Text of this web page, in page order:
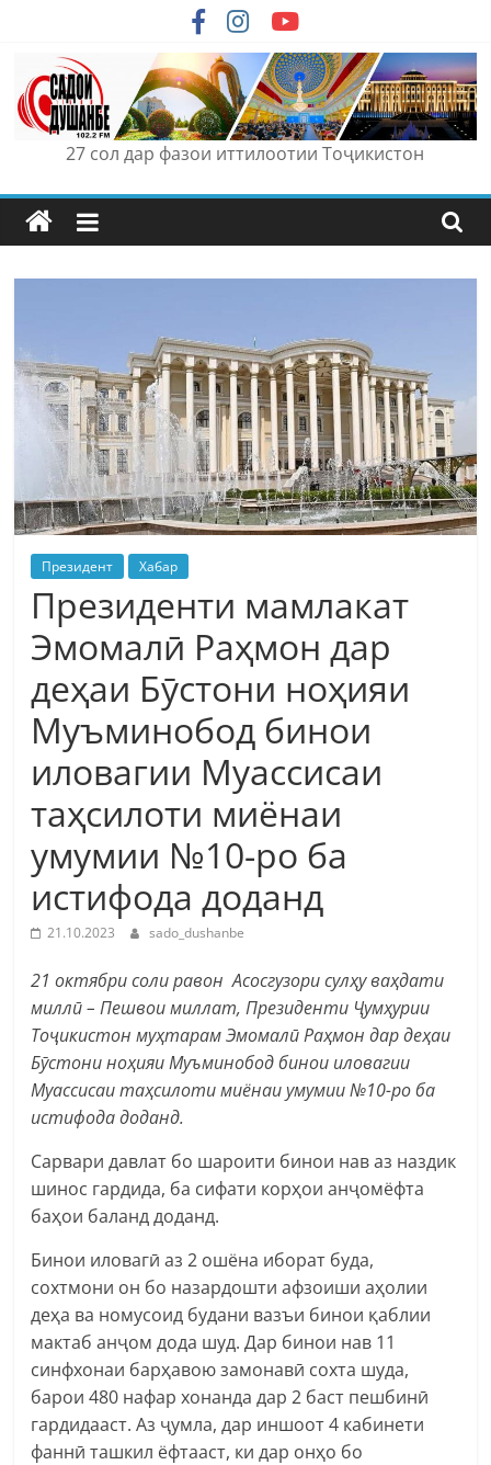
content
27 сол дар фазои иттилоотии Тоҷикистон
Президент Хабар
Президенти мамлакат
Эмомалӣ Раҳмон дар
деҳаи Бӯстони ноҳияи
Муъминобод бинои
иловагии Муассисаи
таҳсилоти миёнаи
умумии №10-ро ба
истифода доданд
21.10.2023 sado_dushanbe
21 октябри соли равон Асосгузори сулҳу ваҳдати
миллӣ – Пешвои миллат, Президенти Ҷумҳурии
Тоҷикистон муҳтарам Эмомалӣ Раҳмон дар деҳаи
Бӯстони ноҳияи Муъминобод бинои иловагии
Муассисаи таҳсилоти миёнаи умумии №10-ро ба
истифода доданд.
Сарвари давлат бо шароити бинои нав аз наздик
шинос гардида, ба сифати корҳои анҷомёфта
баҳои баланд доданд.
Бинои иловагӣ аз 2 ошёна иборат буда,
сохтмони он бо назардошти афзоиши аҳолии
деҳа ва номусоид будани вазъи бинои қаблии
мактаб анҷом дода шуд. Дар бинои нав 11
синфхонаи барҳавою замонавӣ сохта шуда,
барои 480 нафар хонанда дар 2 баст пешбинӣ
гардидааст. Аз ҷумла, дар иншоот 4 кабинети
фаннӣ ташкил ёфтааст, ки дар онҳо бо